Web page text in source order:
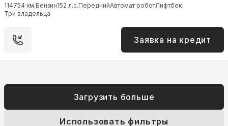
114754 км.Бензин152 л.с.ПереднийАвтомат роботЛифтбек
Три владельца
Заявка на кредит
Загрузить больше
Использовать фильтры